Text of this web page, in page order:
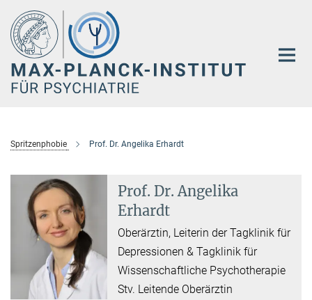
Hauptinhalt
Spritzenphobie Prof. Dr. Angelika Erhardt
Prof. Dr. Angelika
Erhardt
Oberärztin, Leiterin der Tagklinik für
Depressionen & Tagklinik für
Wissenschaftliche Psychotherapie
Stv. Leitende Oberärztin